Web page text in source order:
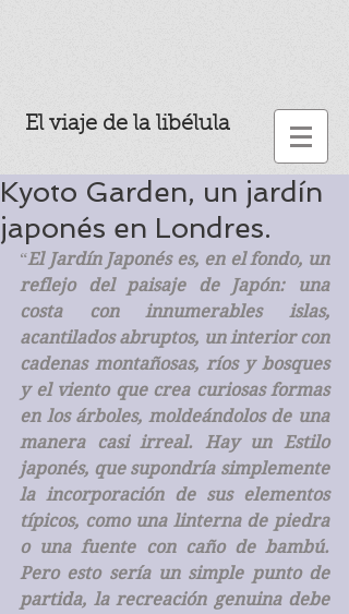
El viaje de la libélula
Kyoto Garden, un jardín
japonés en Londres.
“El Jardín Japonés es, en el fondo, un
reflejo del paisaje de Japón: una
costa con innumerables islas,
acantilados abruptos, un interior con
cadenas montañosas, ríos y bosques
y el viento que crea curiosas formas
en los árboles, moldeándolos de una
manera casi irreal. Hay un Estilo
japonés, que supondría simplemente
la incorporación de sus elementos
típicos, como una linterna de piedra
o una fuente con caño de bambú.
Pero esto sería un simple punto de
partida, la recreación genuina debe